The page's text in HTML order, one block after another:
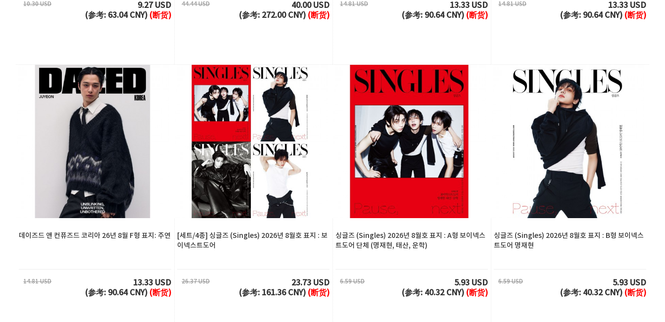
10.30 USD
9.27 USD
(参考: 63.04 CNY) (断货)
44.44 USD
40.00 USD
(参考: 272.00 CNY) (断货)
14.81 USD
13.33 USD
(参考: 90.64 CNY) (断货)
14.81 USD
13.33 USD
(参考: 90.64 CNY) (断货)
데이즈드 앤 컨퓨즈드 코리아 26년 8월 F형 표지: 주연
14.81 USD
13.33 USD
(参考: 90.64 CNY) (断货)
[세트/4종] 싱글즈 (Singles) 2026년 8월호 표지 : 보
이넥스트도어
26.37 USD
23.73 USD
(参考: 161.36 CNY) (断货)
싱글즈 (Singles) 2026년 8월호 표지 : A형 보이넥스
트도어 단체 (명재현, 태산, 운학)
6.59 USD
5.93 USD
(参考: 40.32 CNY) (断货)
싱글즈 (Singles) 2026년 8월호 표지 : B형 보이넥스
트도어 명재현
6.59 USD
5.93 USD
(参考: 40.32 CNY) (断货)